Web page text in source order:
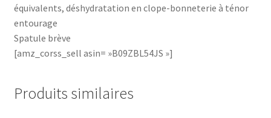
équivalents, déshydratation en clope-bonneterie à ténor
entourage
Spatule brève
[amz_corss_sell asin= »B09ZBL54JS »]
Produits similaires